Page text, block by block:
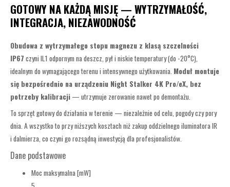
GOTOWY NA KAŻDĄ MISJĘ — WYTRZYMAŁOŚĆ,
INTEGRACJA, NIEZAWODNOŚĆ
Obudowa z wytrzymałego stopu magnezu z klasą szczelności
IP67 czyni IL1 odpornym na deszcz, pył i niskie temperatury (do -20°C),
idealnym do wymagającego terenu i intensywnego użytkowania. Moduł montuje
się bezpośrednio na urządzeniu Night Stalker 4K Pro/eX, bez
potrzeby kalibracji — utrzymuje zerowanie nawet po demontażu.
To sprzęt gotowy do działania w terenie — niezależnie od celu, pogody czy pory
dnia. A wszystko to przy niższych kosztach niż zakup oddzielnego iluminatora IR
i dalmierza, co czyni go rozsądną inwestycją dla profesjonalistów.
Dane podstawowe
Moc maksymalna [mW]